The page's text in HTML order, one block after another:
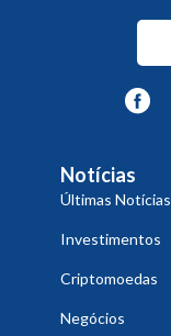
Notícias
Últimas Notícias
Investimentos
Criptomoedas
Negócios